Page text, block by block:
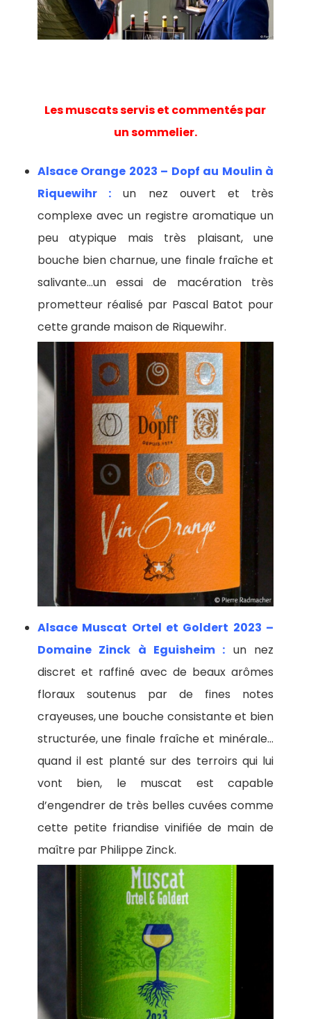
Les muscats servis et commentés par
un sommelier.
Alsace Orange 2023 – Dopf au Moulin à
Riquewihr : un nez ouvert et très
complexe avec un registre aromatique un
peu atypique mais très plaisant, une
bouche bien charnue, une finale fraîche et
salivante…un essai de macération très
prometteur réalisé par Pascal Batot pour
cette grande maison de Riquewihr.
Alsace Muscat Ortel et Goldert 2023 –
Domaine Zinck à Eguisheim : un nez
discret et raffiné avec de beaux arômes
floraux soutenus par de fines notes
crayeuses, une bouche consistante et bien
structurée, une finale fraîche et minérale…
quand il est planté sur des terroirs qui lui
vont bien, le muscat est capable
d’engendrer de très belles cuvées comme
cette petite friandise vinifiée de main de
maître par Philippe Zinck.